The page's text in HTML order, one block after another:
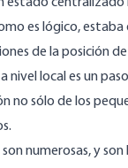
es lógico,
de la posición
local es un
no sólo de los
.
numerosas, y